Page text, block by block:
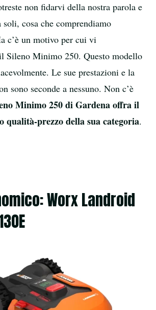
non fidarvi della nostra parola e
soli, cosa che comprendiamo
c’è un motivo per cui vi
Sileno Minimo 250. Questo modello
Le sue prestazioni e la
sono seconde a nessuno. Non c’è
Minimo 250 di Gardena offra il
prezzo della sua categoria.
Worx Landroid